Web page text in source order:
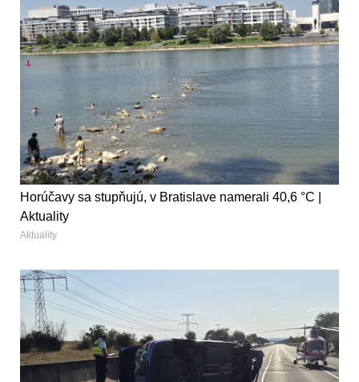
Horúčavy sa stupňujú, v Bratislave namerali 40,6 °C |
Aktuality
Aktuality